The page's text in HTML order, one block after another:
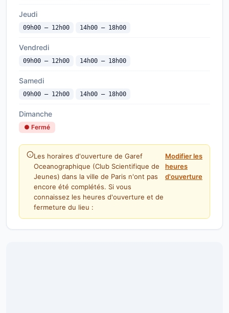
Jeudi
09h00 — 12h00 14h00 — 18h00
Vendredi
09h00 — 12h00 14h00 — 18h00
Samedi
09h00 — 12h00 14h00 — 18h00
Dimanche
● Fermé
Les horaires d'ouverture de Garef
Oceanographique (Club Scientifique de
Jeunes) dans la ville de Paris n'ont pas
encore été complétés. Si vous
connaissez les heures d'ouverture et de
fermeture du lieu :
Modifier les
heures
d'ouverture